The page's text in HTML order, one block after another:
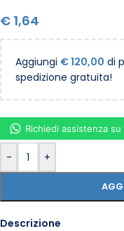
€ 1,64
Aggiungi €120,00 di
spedizione gratuita!
- +
Richiedi assistenza
Descrizione